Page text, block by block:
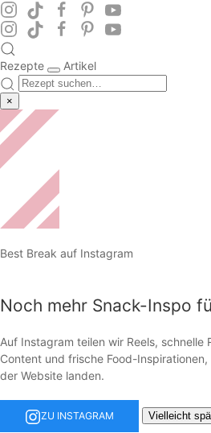
Rezepte Artikel
×
Best Break auf Instagram
Noch mehr Snack-Inspo
Auf Instagram teilen wir Reels, schnelle
Content und frische Food-
der Website landen.
ZU INSTAGRAM Vielleicht